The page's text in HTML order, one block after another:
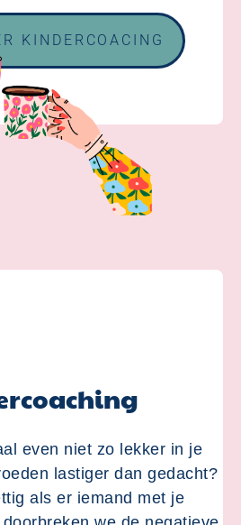
KINDERCOACING
even niet zo lekker in je
lastiger dan gedacht?
als er iemand met je